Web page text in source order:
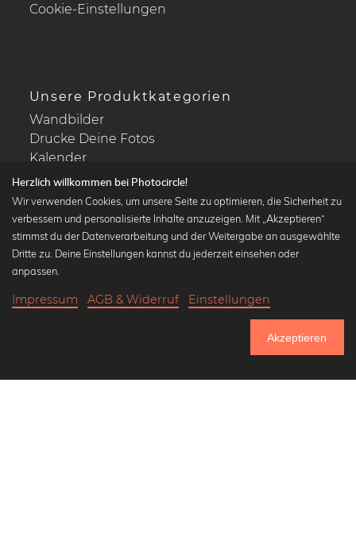
Bis Donnerstag: 20% Rabatt auf alle Bilder
Cookie-Einstellungen
Unsere Produktkategorien
Wandbilder
Drucke Deine Fotos
Kalender
Beliebte Kollektionen
Wandbilder in schwarz-weiß
Klassiker der Kunstgeschichte
Herzlich willkommen bei Photocircle!
Wir verwenden Cookies, um unsere Seite zu optimieren, die Sicherheit zu
verbessern und personalisierte Inhalte anzuzeigen. Mit „Akzeptieren“
stimmst du der Datenverarbeitung und der Weitergabe an ausgewählte
Dritte zu. Deine Einstellungen kannst du jederzeit einsehen oder
anpassen.
Impressum AGB & Widerruf Einstellungen
Akzeptieren